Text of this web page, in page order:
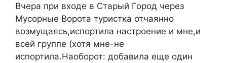
Вчера при входе в Старый Город через
Мусорные Ворота туристка отчаянно
возмущаясь,испортила настроение и мне,и
всей группе (хотя мне-не
испортила.Наоборот: добавила еще один